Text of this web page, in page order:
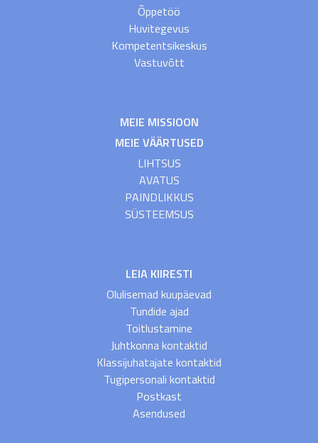
Õppetöö
Huvitegevus
Kompetentsikeskus
Vastuvõtt
MEIE MISSIOON
MEIE VÄÄRTUSED
LIHTSUS
AVATUS
PAINDLIKKUS
SÜSTEEMSUS
LEIA KIIRESTI
Olulisemad kuupäevad
Tundide ajad
Toitlustamine
Juhtkonna kontaktid
Klassijuhatajate kontaktid
Tugipersonali kontaktid
Postkast
Asendused